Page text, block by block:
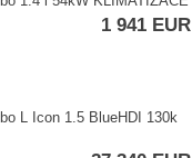
1 941 EUR
L Icon 1.5 BlueHDI 130k